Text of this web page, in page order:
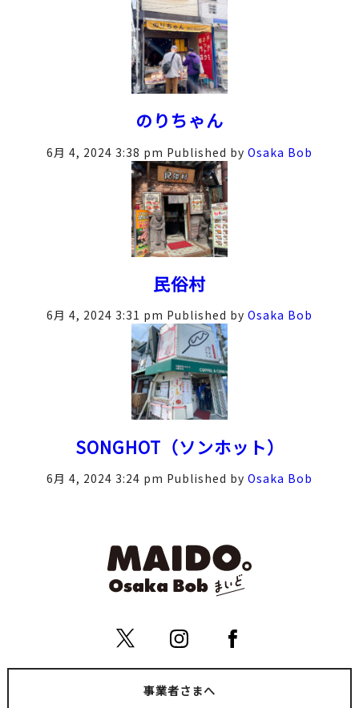
のりちゃん
6月 4, 2024 3:38 pm Published by Osaka Bob
民俗村
6月 4, 2024 3:31 pm Published by Osaka Bob
SONGHOT（ソンホット）
6月 4, 2024 3:24 pm Published by Osaka Bob
事業者さまへ